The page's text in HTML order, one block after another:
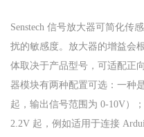
Senstech 信号放大器可简化传
扰的敏感度。放大器的增益会
体取决于产品型号，可适配正
器模块有两种配置可选：一种
起，输出信号范围为 0-10V）
2.2V 起，例如适用于连接